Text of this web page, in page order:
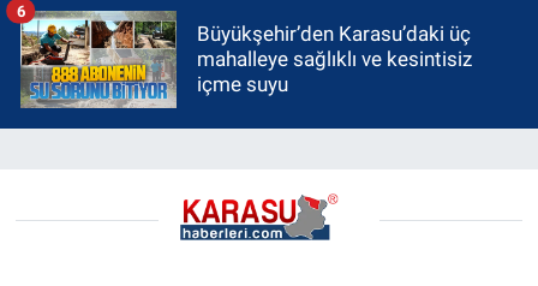
Büyükşehir’den Karasu’daki üç
mahalleye sağlıklı ve kesintisiz
içme suyu
6